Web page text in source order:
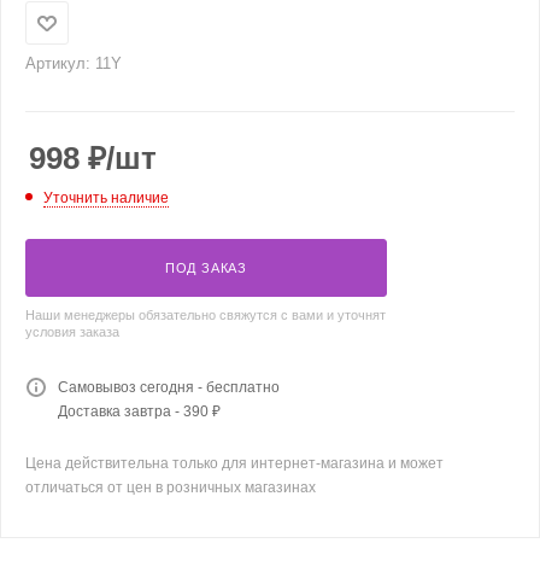
Артикул: 11Y
998 ₽/шт
Уточнить наличие
ПОД ЗАКАЗ
Наши менеджеры обязательно свяжутся с вами и уточнят
условия заказа
Самовывоз сегодня - бесплатно
Доставка завтра - 390 ₽
Цена действительна только для интернет-магазина и может
отличаться от цен в розничных магазинах